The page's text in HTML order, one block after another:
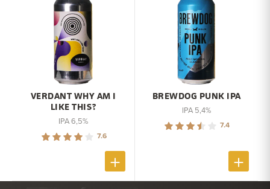
VERDANT WHY AM I
LIKE THIS?
IPA 6,5%
7.6
BREWDOG PUNK IPA
IPA 5,4%
7.4